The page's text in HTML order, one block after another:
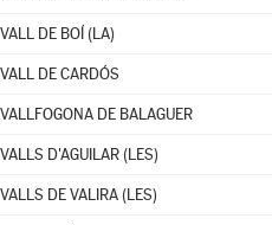
VALL DE BOÍ (LA)
VALL DE CARDÓS
VALLFOGONA DE BALAGUER
VALLS D'AGUILAR (LES)
VALLS DE VALIRA (LES)